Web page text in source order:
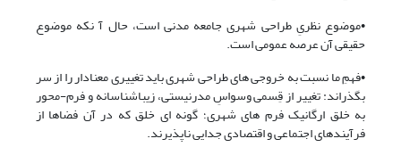
•موضوع نظریِ طراحی شهری جامعه مدنی است، حال آ نکه موضوع
حقیقی آن عرصه عمومی است.
•فهمِ ما نسبت به خروجی های طراحی شهری باید تغییری معنادار را از سر
بگذراند: تغییر از قِسمی وسواسِ مدرنیستی، زیباشناسانه و فرم-محور
به خلق ارگانیک فرم های شهری؛ گونه ای خلق که در آن فضاها از
فرآیندهای اجتماعی و اقتصادی جدایی ناپذیرند.